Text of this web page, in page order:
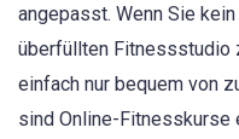
angepasst. Wenn Sie
überfüllten Fitnessstudio
einfach nur bequem von
sind Online-Fitnesskurse